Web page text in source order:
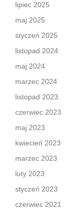
lipiec 2025
maj 2025
styczeń 2025
listopad 2024
maj 2024
marzec 2024
listopad 2023
czerwiec 2023
maj 2023
kwiecień 2023
marzec 2023
luty 2023
styczeń 2023
czerwiec 2021